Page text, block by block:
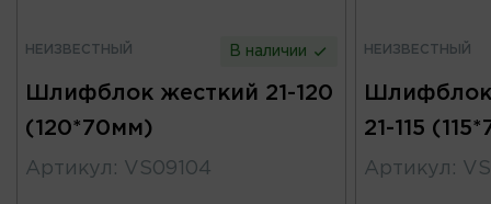
НЕИЗВЕСТНЫЙ В наличии
Шлифблок жесткий 21-120
(120*70мм)
Артикул : VS09104
НЕИЗВЕСТНЫЙ
Шлифблок
21-115
Артикул :